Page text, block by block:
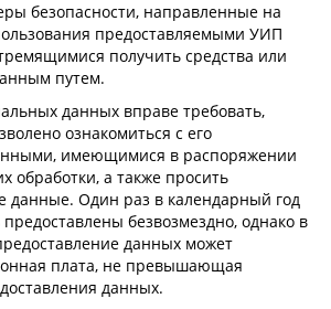
безопасности, направленные на
предоставляемыми УИП
получить средства или
путем.
данных вправе требовать,
ознакомиться с его
имеющимися в распоряжении
обработки, а также просить
данные. Один раз в календарный год
безвозмездно, однако в
данных может
плата, не превышающая
данных.